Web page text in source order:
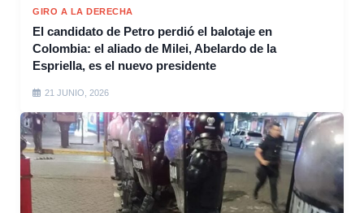
GIRO A LA DERECHA
El candidato de Petro perdió el balotaje en
Colombia: el aliado de Milei, Abelardo de la
Espriella, es el nuevo presidente
21 JUNIO, 2026